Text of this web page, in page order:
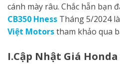
cánh mày râu. Chắc hẵn bạn
CB350 Hness Tháng 5/2024
Việt Motorstham khảo qua
I.Cập Nhật Giá Honda